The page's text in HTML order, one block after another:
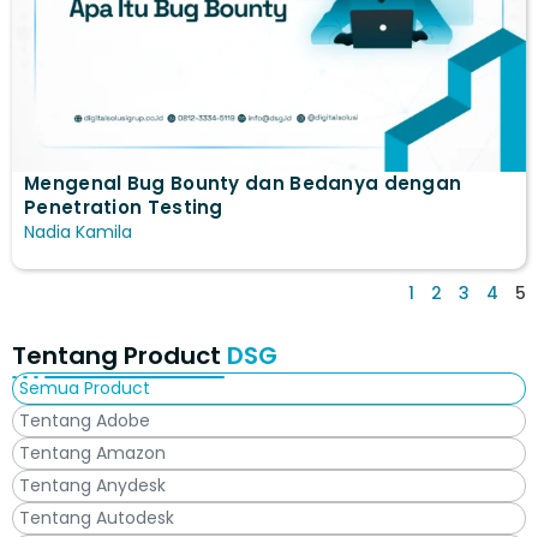
Mengenal Bug Bounty dan Bedanya dengan
Penetration Testing
Nadia Kamila
1 2 3 4 5
Tentang Product DSG
Tentang Adobe
Tentang Amazon
Tentang Anydesk
Tentang Autodesk
Semua Product